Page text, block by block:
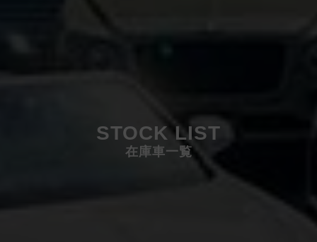
STOCK LIST
在庫車一覧